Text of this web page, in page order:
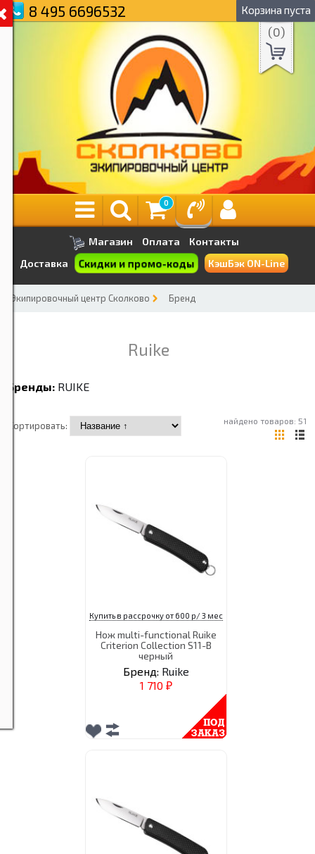
8 495 6696532 Корзина пуста
(0)
0
Магазин Оплата
Контакты
Доставка
Скидки и промо-коды КэшБэк ON-Line
Экипировочный центр Сколково Бренд
Ruike
Бренды: RUIKE
Сортировать: найдено товаров: 51
Купить в рассрочку от 600 р/ 3 мес
Нож multi-functional Ruike
Criterion Collection S11-B
черный
Бренд: Ruike
1 710 ₽